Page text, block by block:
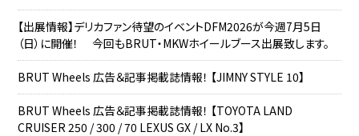
【出展情報】デリカファン待望のイベントDFM2026が今週7月5日
（日）に開催！ 今回もBRUT・MKWホイールブース出展致します。
BRUT Wheels 広告＆記事掲載誌情報！ 【JIMNY STYLE 10】
BRUT Wheels 広告＆記事掲載誌情報！ 【TOYOTA LAND
CRUISER 250 / 300 / 70 LEXUS GX / LX No.3】